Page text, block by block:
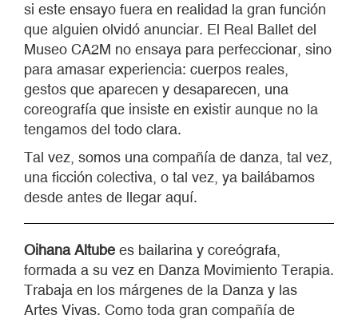
si este ensayo fuera en realidad la gran función
que alguien olvidó anunciar. El Real Ballet del
Museo CA2M no ensaya para perfeccionar, sino
para amasar experiencia: cuerpos reales,
gestos que aparecen y desaparecen, una
coreografía que insiste en existir aunque no la
tengamos del todo clara.
Tal vez, somos una compañía de danza, tal vez,
una ficción colectiva, o tal vez, ya bailábamos
desde antes de llegar aquí.
Oihana Altube es bailarina y coreógrafa,
formada a su vez en Danza Movimiento Terapia.
Trabaja en los márgenes de la Danza y las
Artes Vivas. Como toda gran compañía de